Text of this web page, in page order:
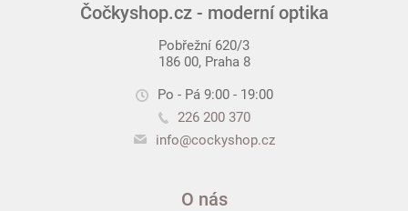
Čočkyshop.cz - moderní optika
Pobřežní 620/3
186 00, Praha 8
Po - Pá 9:00 - 19:00
226 200 370
info@cockyshop.cz
O nás